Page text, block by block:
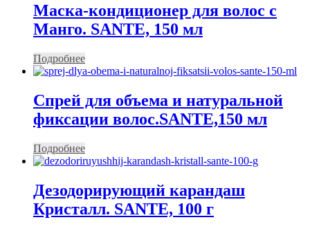
Маска-кондиционер для волос с
Манго. SANTE, 150 мл
Подробнее
Спрей для объема и натуральной
фиксации волос.SANTE,150 мл
Подробнее
Дезодорирующий карандаш
Кристалл. SANTE, 100 г